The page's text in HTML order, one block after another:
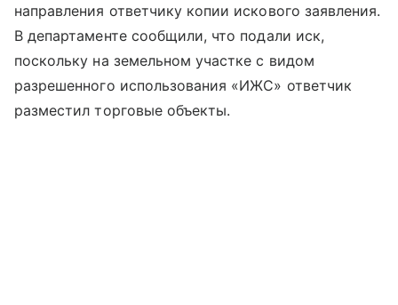
направления ответчику копии искового заявления.
В департаменте сообщили, что подали иск,
поскольку на земельном участке с видом
разрешенного использования «ИЖС» ответчик
разместил торговые объекты.